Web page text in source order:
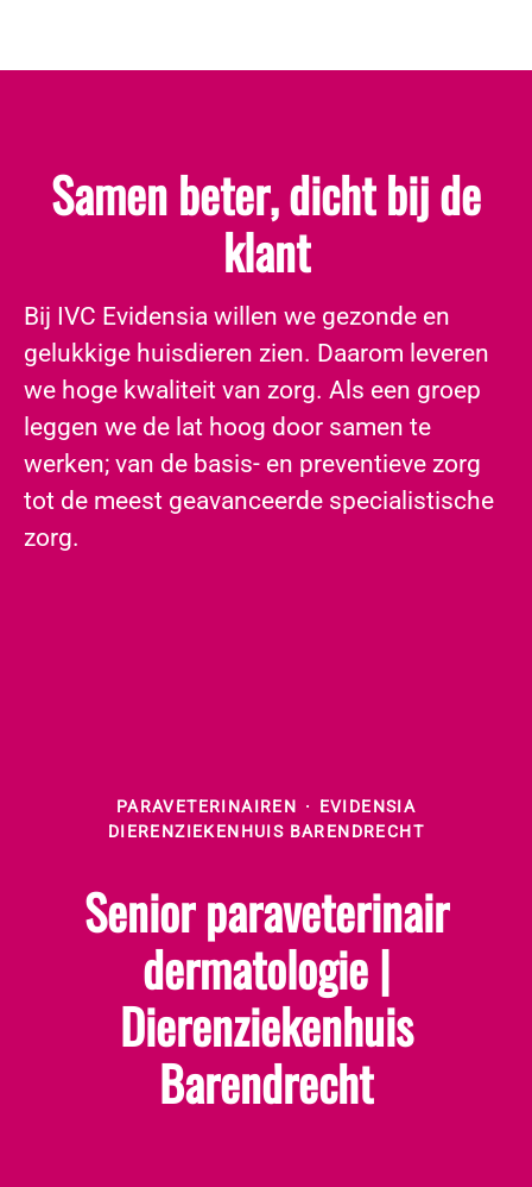
Samen beter, dicht bij de
klant
​Bij IVC Evidensia willen we gezonde en
gelukkige huisdieren zien. Daarom leveren
we hoge kwaliteit van zorg. Als een groep
leggen we de lat hoog door samen te
werken; van de basis- en preventieve zorg
tot de meest geavanceerde specialistische
zorg.
PARAVETERINAIREN ·
EVIDENSIA
DIERENZIEKENHUIS BARENDRECHT
Senior paraveterinair
dermatologie |
Dierenziekenhuis
Barendrecht